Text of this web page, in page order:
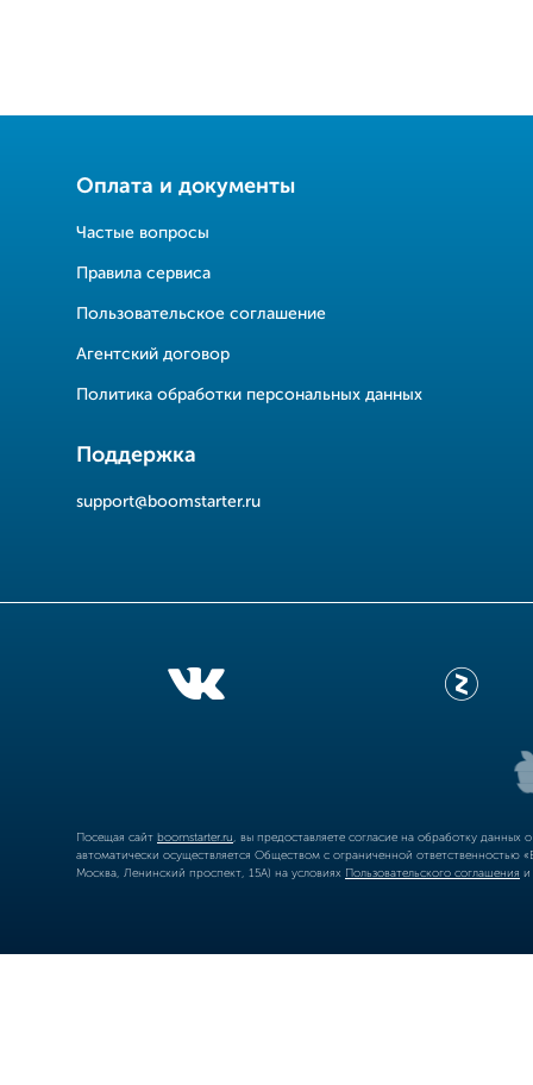
Оплата и документы
Частые вопросы
Правила сервиса
Пользовательское соглашение
Агентский договор
Политика обработки персональных данных
Поддержка
support@boomstarter.ru
Посещая сайт boomstarter.ru , вы предоставляете согласие на обработку
автоматически осуществляется Обществом с ограниченной
Москва, Ленинский проспект, 15А) на условиях Пользовательского соглашения и